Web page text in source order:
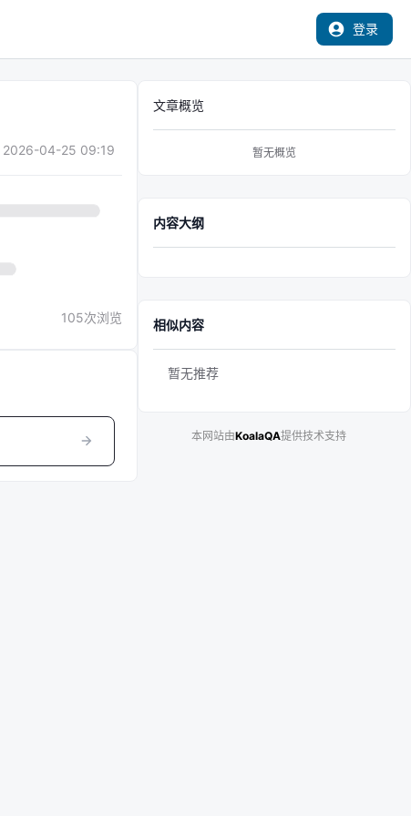
登录
2026-04-25 09:19
105次浏览
文章概览
暂无概览
内容大纲
相似内容
暂无推荐
本网站由KoalaQA提供技术支持